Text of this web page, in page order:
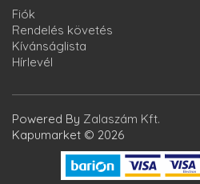
Fiók
Rendelés követés
Kívánságlista
Hírlevél
Powered By Zalaszám Kft.
Kapumarket © 2026